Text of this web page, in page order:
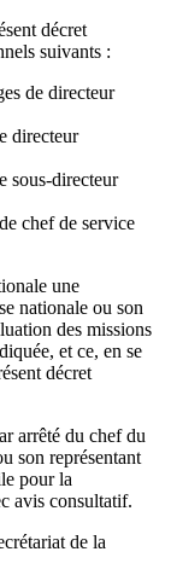
décret
suivants :
de directeur
directeur
sous-directeur
chef de service
une
nationale ou son
des missions
et ce, en se
décret
arrêté du chef du
son représentant
pour la
avis consultatif.
de la